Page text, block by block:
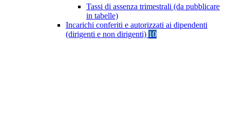
Tassi di assenza trimestrali (da pubblicare
in tabelle)
Incarichi conferiti e autorizzati ai dipendenti
(dirigenti e non dirigenti) 10